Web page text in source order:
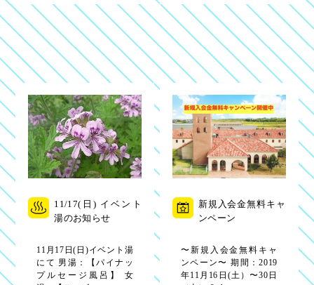
11/17(日) イベント
湯のお知らせ
11月17日(日)イベント湯
にて 男湯：【パイナッ
プルセージ風呂】 女
新規入会金無料キャ
ンペーン
〜新規入会金無料キャ
ンペーン〜 期間：2019
年11月16日(土）〜30日